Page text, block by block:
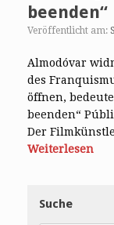
beenden“
Veröffentlicht am:
Almodóvar
des
öffnen,
beenden“
Der
Weiterlesen
Suche